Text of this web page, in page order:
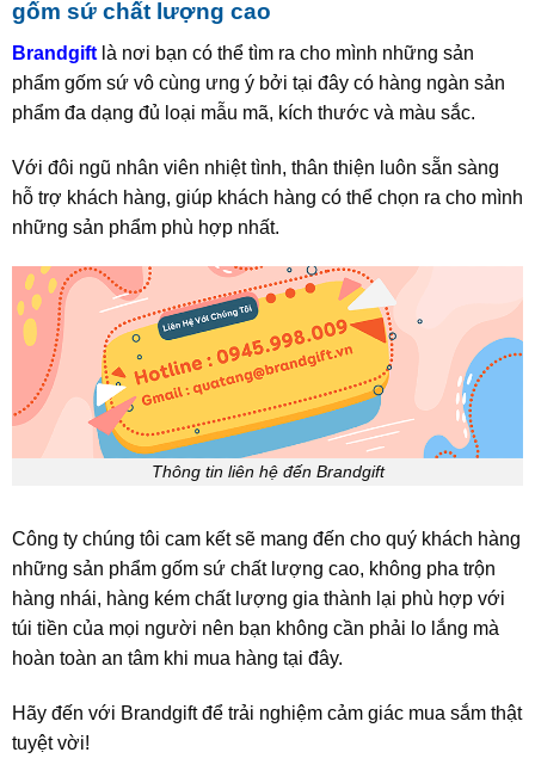
gốm sứ chất lượng cao
Brandgiftlà nơi bạn có thể tìm ra cho mình những sản
phẩm gốm sứ vô cùng ưng ý bởi tại đây có hàng ngàn sản
phẩm đa dạng đủ loại mẫu mã, kích thước và màu sắc.
Với đôi ngũ nhân viên nhiệt tình, thân thiện luôn sẵn sàng
hỗ trợ khách hàng, giúp khách hàng có thể chọn ra cho mình
những sản phẩm phù hợp nhất.
Thông tin liên hệ đến Brandgift
Công ty chúng tôi cam kết sẽ mang đến cho quý khách hàng
những sản phẩm gốm sứ chất lượng cao, không pha trộn
hàng nhái, hàng kém chất lượng gia thành lại phù hợp với
túi tiền của mọi người nên bạn không cần phải lo lắng mà
hoàn toàn an tâm khi mua hàng tại đây.
Hãy đến với Brandgift để trải nghiệm cảm giác mua sắm thật
tuyệt vời!